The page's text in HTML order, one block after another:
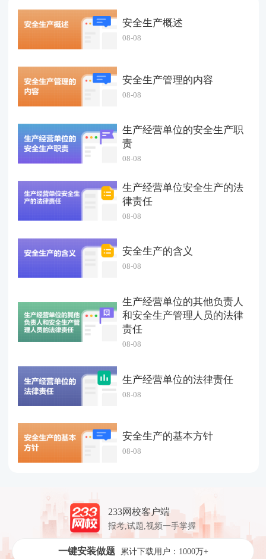
安全生产概述
08-08
安全生产管理的内容
08-08
生产经营单位的安全生产职
责
08-08
生产经营单位安全生产的法
律责任
08-08
安全生产的含义
08-08
生产经营单位的其他负责人
和安全生产管理人员的法律
责任
08-08
生产经营单位的法律责任
08-08
安全生产的基本方针
08-08
233网校客户端
报考,试题,视频一手掌握
一键安装做题 累计下载用户：1000万+